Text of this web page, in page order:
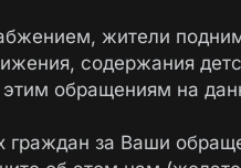
жители
содержания
обращениям на
граждан за Ваши